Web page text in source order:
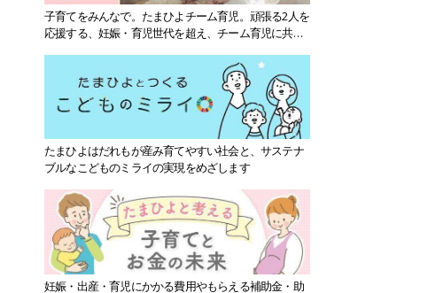
子育てをみんなで。たまひよチーム育児。頑張る2人を
応援する、妊娠・育児世代を超え、チーム育児に共感
たまひよはだれもが産み育てやすい社会と、サステナ
ブルなこどものミライの実現をめざします
妊娠・出産・育児にかかる費用やもらえる補助金・助